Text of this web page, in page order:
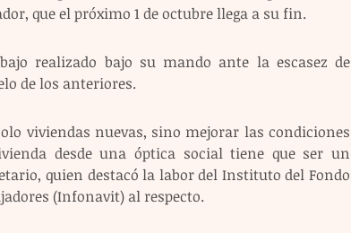
que el próximo 1 de octubre llega a su fin.
realizado bajo su mando ante la escasez de
de los anteriores.
viviendas nuevas, sino mejorar las condiciones
desde una óptica social tiene que ser un
quien destacó la labor del Instituto del Fondo
(Infonavit) al respecto.